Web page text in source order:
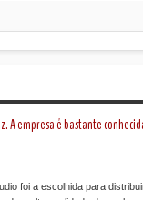
empresa é bastante
foi a escolhida para